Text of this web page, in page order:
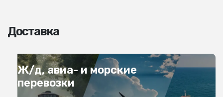
Доставка
Ж/д, авиа- и морские
перевозки